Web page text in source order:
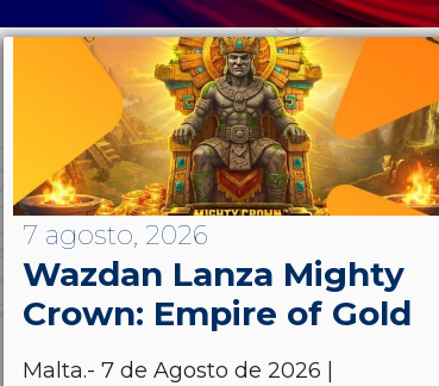
7 agosto, 2026
Wazdan Lanza Mighty
Crown: Empire of Gold
Malta.- 7 de Agosto de 2026 |